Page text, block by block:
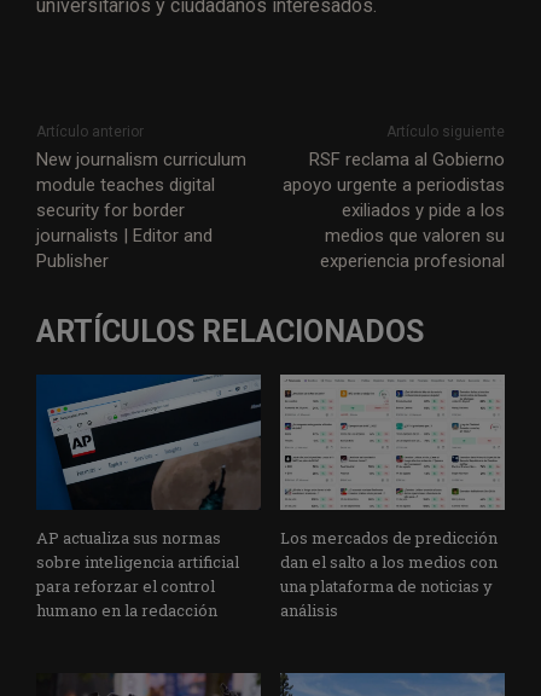
universitarios y ciudadanos interesados.
Artículo anterior
New journalism curriculum
module teaches digital
security for border
journalists | Editor and
Publisher
Artículo siguiente
RSF reclama al Gobierno
apoyo urgente a periodistas
exiliados y pide a los
medios que valoren su
experiencia profesional
ARTÍCULOS RELACIONADOS
AP actualiza sus normas
sobre inteligencia artificial
para reforzar el control
humano en la redacción
Los mercados de predicción
dan el salto a los medios con
una plataforma de noticias y
análisis